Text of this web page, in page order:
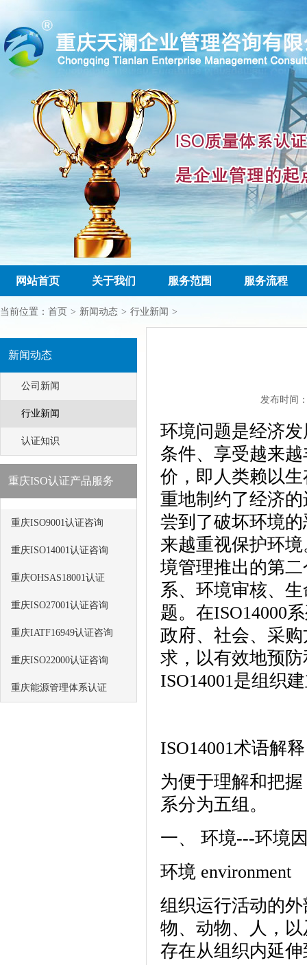
网站首页 关于我们 服务范围 服务流程
当前位置： 首页 > 新闻动态 > 行业新闻 >
新闻动态
公司新闻
行业新闻
认证知识
重庆ISO认证产品服务
重庆ISO9001认证咨询
重庆ISO14001认证咨询
重庆OHSAS18001认证
重庆ISO27001认证咨询
重庆IATF16949认证咨询
重庆ISO22000认证咨询
重庆能源管理体系认证
发布时间
环境问题是经济
条件、享受越来
价，即人类赖以
重地制约了经济
尝到了破坏环境
来越重视保护环
境管理推出的第
系、环境审核、
题。在ISO14000
政府、社会、采
求，以有效地预
ISO14001是组织
ISO14001术语解释
为便于理解和把
系分为五组。
一、 环境---环境
环境 environment
组织运行活动的
物、动物、人，
存在从组织内延